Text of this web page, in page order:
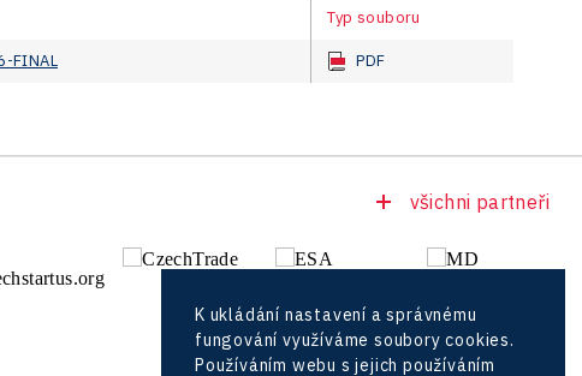
Typ souboru
FINAL PDF
všichni partneři
K ukládání nastavení a správnému
fungování využíváme soubory cookies.
Používáním webu s jejich používáním